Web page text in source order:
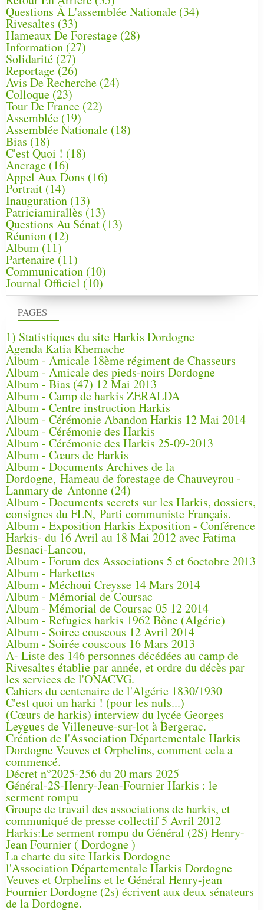
PAGES
1) Statistiques du site Harkis Dordogne
Agenda Katia Khemache
Album - Amicale 18ème régiment de Chasseurs
Album - Amicale des pieds-noirs Dordogne
Album - Bias (47) 12 Mai 2013
Album - Camp de harkis ZERALDA
Album - Centre instruction Harkis
Album - Cérémonie Abandon Harkis 12 Mai 2014
Album - Cérémonie des Harkis
Album - Cérémonie des Harkis 25-09-2013
Album - Cœurs de Harkis
Album - Documents Archives de la
Dordogne, Hameau de forestage de Chauveyrou -
Lanmary de Antonne (24)
Album - Documents secrets sur les Harkis, dossiers,
consignes du FLN, Parti communiste Français.
Album - Exposition Harkis Exposition - Conférence
Harkis- du 16 Avril au 18 Mai 2012 avec Fatima
Besnaci-Lancou,
Album - Forum des Associations 5 et 6octobre 2013
Album - Harkettes
Album - Méchoui Creysse 14 Mars 2014
Album - Mémorial de Coursac
Album - Mémorial de Coursac 05 12 2014
Album - Refugies harkis 1962 Bône (Algérie)
Album - Soiree couscous 12 Avril 2014
Album - Soirée couscous 16 Mars 2013
A- Liste des 146 personnes décédées au camp de
Rivesaltes établie par année, et ordre du décès par
les services de l'ONACVG.
Cahiers du centenaire de l'Algérie 1830/1930
C'est quoi un harki ! (pour les nuls...)
(Cœurs de harkis) interview du lycée Georges
Leygues de Villeneuve-sur-lot à Bergerac.
Création de l'Association Départementale Harkis
Dordogne Veuves et Orphelins, comment cela a
commencé.
Décret n°2025-256 du 20 mars 2025
Général-2S-Henry-Jean-Fournier Harkis : le
serment rompu
Groupe de travail des associations de harkis, et
communiqué de presse collectif 5 Avril 2012
Harkis:Le serment rompu du Général (2S) Henry-
Jean Fournier ( Dordogne )
La charte du site Harkis Dordogne
l'Association Départementale Harkis Dordogne
Veuves et Orphelins et le Général Henry-jean
Fournier Dordogne (2s) écrivent aux deux sénateurs
de la Dordogne.
Questions À L'assemblée Nationale (34)
Rivesaltes (33)
Hameaux De Forestage (28)
Information (27)
Solidarité (27)
Reportage (26)
Avis De Recherche (24)
Colloque (23)
Tour De France (22)
Assemblée (19)
Assemblée Nationale (18)
Bias (18)
C'est Quoi ! (18)
Ancrage (16)
Appel Aux Dons (16)
Portrait (14)
Inauguration (13)
Patriciamirallès (13)
Questions Au Sénat(13)
Réunion (12)
Album (11)
Partenaire(11)
Communication (10)
Journal Officiel (10)